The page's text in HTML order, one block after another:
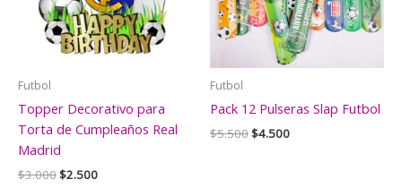
Futbol
Topper Decorativo para
Torta de Cumpleaños Real
Madrid
$3.000El
$2.500El
Futbol
Pack 12 Pulseras Slap Futbol
$5.500El
$4.500El